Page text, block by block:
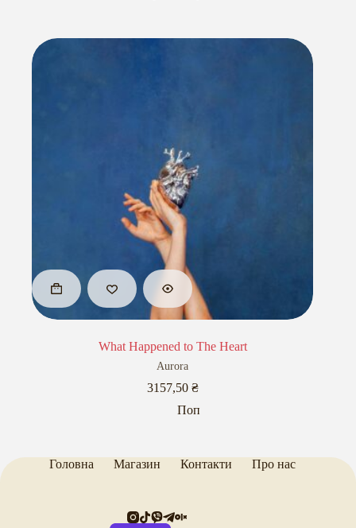
What Happened to The Heart
Aurora
3157,50 ₴
Поп
Головна Магазин Контакти Про нас